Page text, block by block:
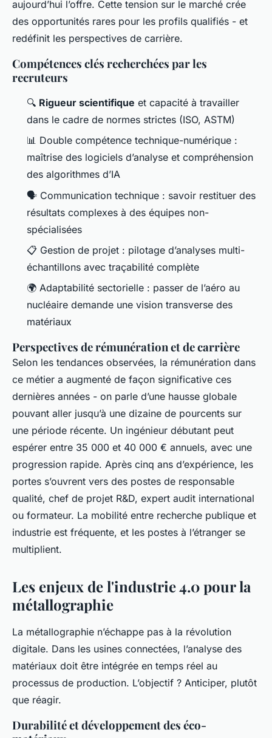
aujourd’hui l’offre. Cette tension sur le marché crée
des opportunités rares pour les profils qualifiés - et
redéfinit les perspectives de carrière.
Compétences clés recherchées par les
recruteurs
🔍 Rigueur scientifique et capacité à travailler
dans le cadre de normes strictes (ISO, ASTM)
📊 Double compétence technique-numérique :
maîtrise des logiciels d’analyse et compréhension
des algorithmes d’IA
🗣️ Communication technique : savoir restituer des
résultats complexes à des équipes non-
spécialisées
📋 Gestion de projet : pilotage d’analyses multi-
échantillons avec traçabilité complète
🌍 Adaptabilité sectorielle : passer de l’aéro au
nucléaire demande une vision transverse des
matériaux
Perspectives de rémunération et de carrière
Selon les tendances observées, la rémunération dans
ce métier a augmenté de façon significative ces
dernières années - on parle d’une hausse globale
pouvant aller jusqu’à une dizaine de pourcents sur
une période récente. Un ingénieur débutant peut
espérer entre 35 000 et 40 000 € annuels, avec une
progression rapide. Après cinq ans d’expérience, les
portes s’ouvrent vers des postes de responsable
qualité, chef de projet R&D, expert audit international
ou formateur. La mobilité entre recherche publique et
industrie est fréquente, et les postes à l’étranger se
multiplient.
Les enjeux de l'industrie 4.0 pour la
métallographie
La métallographie n’échappe pas à la révolution
digitale. Dans les usines connectées, l’analyse des
matériaux doit être intégrée en temps réel au
processus de production. L’objectif ? Anticiper, plutôt
que réagir.
Durabilité et développement des éco-